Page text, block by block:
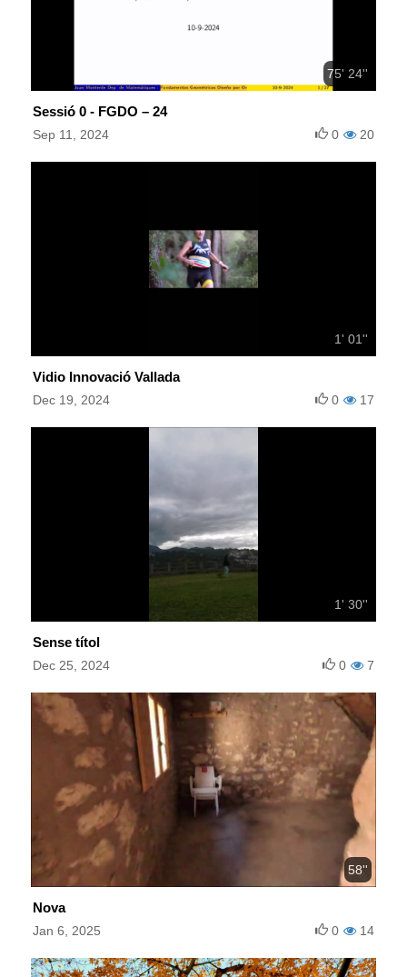
75' 24''
Sessió 0 - FGDO – 24
Sep 11, 2024 20
0
1' 01''
Vidio Innovació Vallada
Dec 19, 2024 17
0
1' 30''
Sense títol
Dec 25, 2024 7
0
58''
Nova
Jan 6, 2025 14
0